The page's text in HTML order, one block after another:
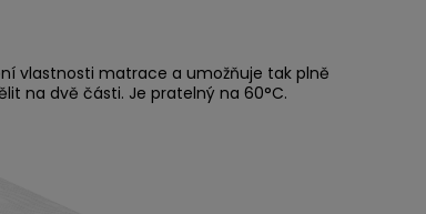
vlastnosti matrace a umožňuje tak plně
na dvě části. Je pratelný na 60°C.